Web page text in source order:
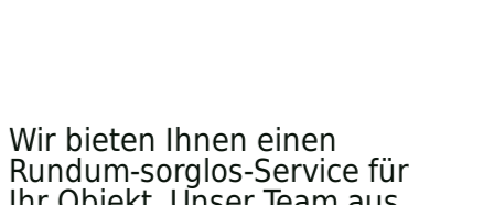
Wir bieten Ihnen einen
Rundum-sorglos-Service für